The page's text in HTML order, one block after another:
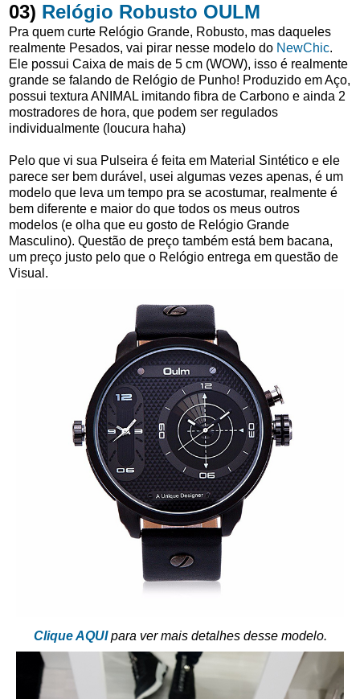
03) Relógio Robusto OULM
Pra quem curte Relógio Grande, Robusto, mas daqueles
realmente Pesados, vai pirar nesse modelo do NewChic.
Ele possui Caixa de mais de 5 cm (WOW), isso é realmente
grande se falando de Relógio de Punho! Produzido em Aço,
possui textura ANIMAL imitando fibra de Carbono e ainda 2
mostradores de hora, que podem ser regulados
individualmente (loucura haha)
Pelo que vi sua Pulseira é feita em Material Sintético e ele
parece ser bem durável, usei algumas vezes apenas, é um
modelo que leva um tempo pra se acostumar, realmente é
bem diferente e maior do que todos os meus outros
modelos (e olha que eu gosto de Relógio Grande
Masculino). Questão de preço também está bem bacana,
um preço justo pelo que o Relógio entrega em questão de
Visual.
Clique AQUIpara ver mais detalhes desse modelo.